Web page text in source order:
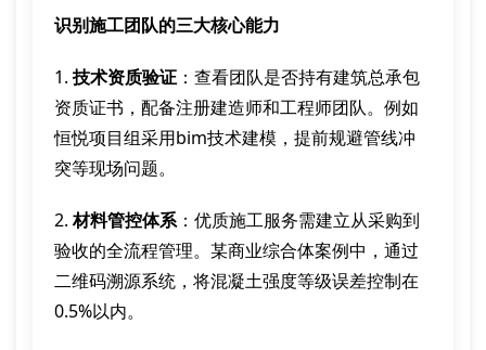
识别施工团队的三大核心能力
1. 技术资质验证 ：查看团队是否持有建筑总承包
资质证书，配备注册建造师和工程师团队。例如
恒悦项目组采用bim技术建模，提前规避管线冲
突等现场问题。
2.材料管控体系：优质施工服务需建立从采购到
验收的全流程管理。某商业综合体案例中，通过
二维码溯源系统，将混凝土强度等级误差控制在
0.5%以内。